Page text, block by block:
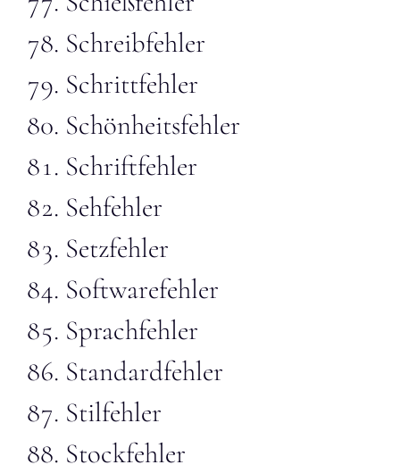
Schreibfehler
Schrittfehler
Schönheitsfehler
Schriftfehler
Sehfehler
Setzfehler
Softwarefehler
Sprachfehler
Standardfehler
Stilfehler
Stockfehler